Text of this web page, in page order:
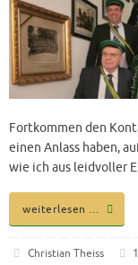
Fortkommen den
einen Anlass haben,
wie ich aus leidvoller
weiterlesen …
Christian Theiss